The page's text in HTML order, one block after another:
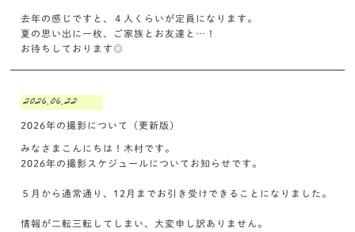
去年の感じですと、４人くらいが定員になります。
夏の思い出に一枚、ご家族とお友達と…！
お待ちしております◎
2026.06.22
2026年の撮影について（更新版）
みなさまこんにちは！木村です。
2026年の撮影スケジュールについてお知らせです。
５月から通常通り、12月までお引き受けできることになりました。
情報が二転三転してしまい、大変申し訳ありません。